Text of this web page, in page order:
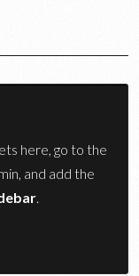
here, go to the
and add the
.